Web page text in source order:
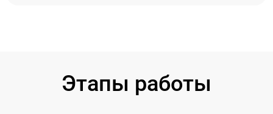
Этапы работы